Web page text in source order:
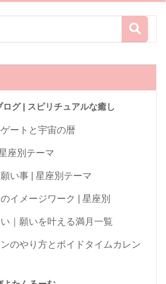
グ | スピリチュアルな癒し
ートと宇宙の暦
座別テーマ
い事 | 星座別テーマ
イメージワーク | 星座別
｜願いを叶える満月一覧
のやり方とボイドタイムカレン